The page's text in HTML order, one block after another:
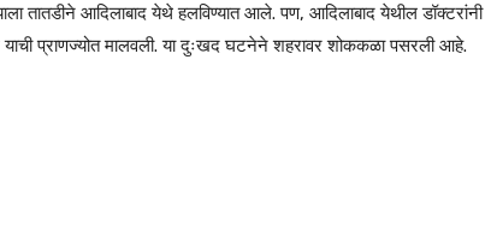
तातडीने आदिलाबाद येथे हलविण्यात आले. पण, आदिलाबाद येथील डॉक्टरांनी
याची प्राणज्योत मालवली. या दुःखद घटनेने शहरावर शोककळा पसरली आहे.